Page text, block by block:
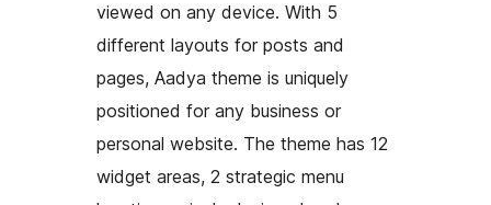
viewed on any device. With 5
different layouts for posts and
pages, Aadya theme is uniquely
positioned for any business or
personal website. The theme has 12
widget areas, 2 strategic menu